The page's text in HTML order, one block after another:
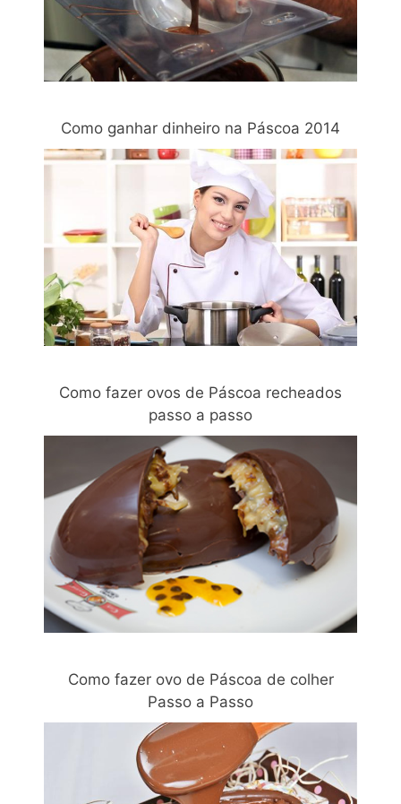
Como ganhar dinheiro na Páscoa 2014
Como fazer ovos de Páscoa recheados
passo a passo
Como fazer ovo de Páscoa de colher
Passo a Passo